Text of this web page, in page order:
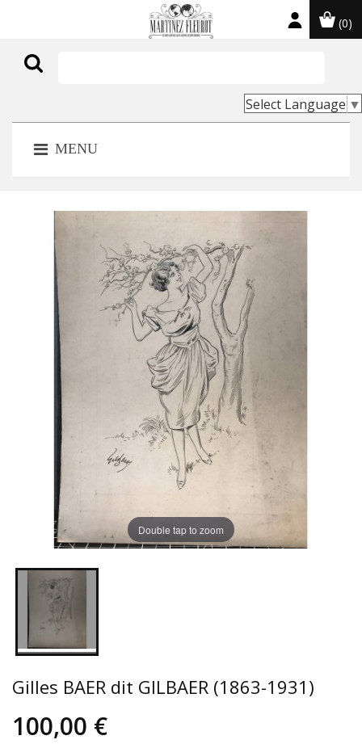
(0)
Select Language ▼
MENU
Double tap to zoom
Gilles BAER dit GILBAER (1863-1931)
100,00 €